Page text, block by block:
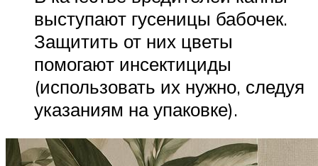
выступают гусеницы бабочек.
Защитить от них цветы
помогают инсектициды
(использовать их нужно, следуя
указаниям на упаковке).